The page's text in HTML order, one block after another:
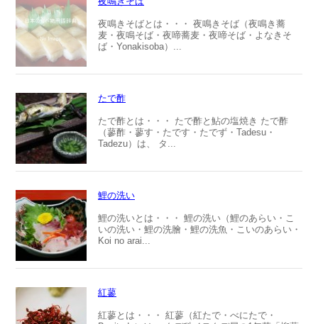
夜鳴きそばとは・・・ 夜鳴きそば（夜鳴き蕎
麦・夜鳴そば・夜啼蕎麦・夜啼そば・よなきそ
ば・Yonakisoba）...
たで酢
たで酢とは・・・ たで酢と鮎の塩焼き たで酢
（蓼酢・蓼す・たです・たでず・Tadesu・
Tadezu）は、 タ...
鯉の洗い
鯉の洗いとは・・・ 鯉の洗い（鯉のあらい・こ
いの洗い・鯉の洗膾・鯉の洗魚・こいのあらい・
Koi no arai...
紅蓼
紅蓼とは・・・ 紅蓼（紅たで・べにたで・